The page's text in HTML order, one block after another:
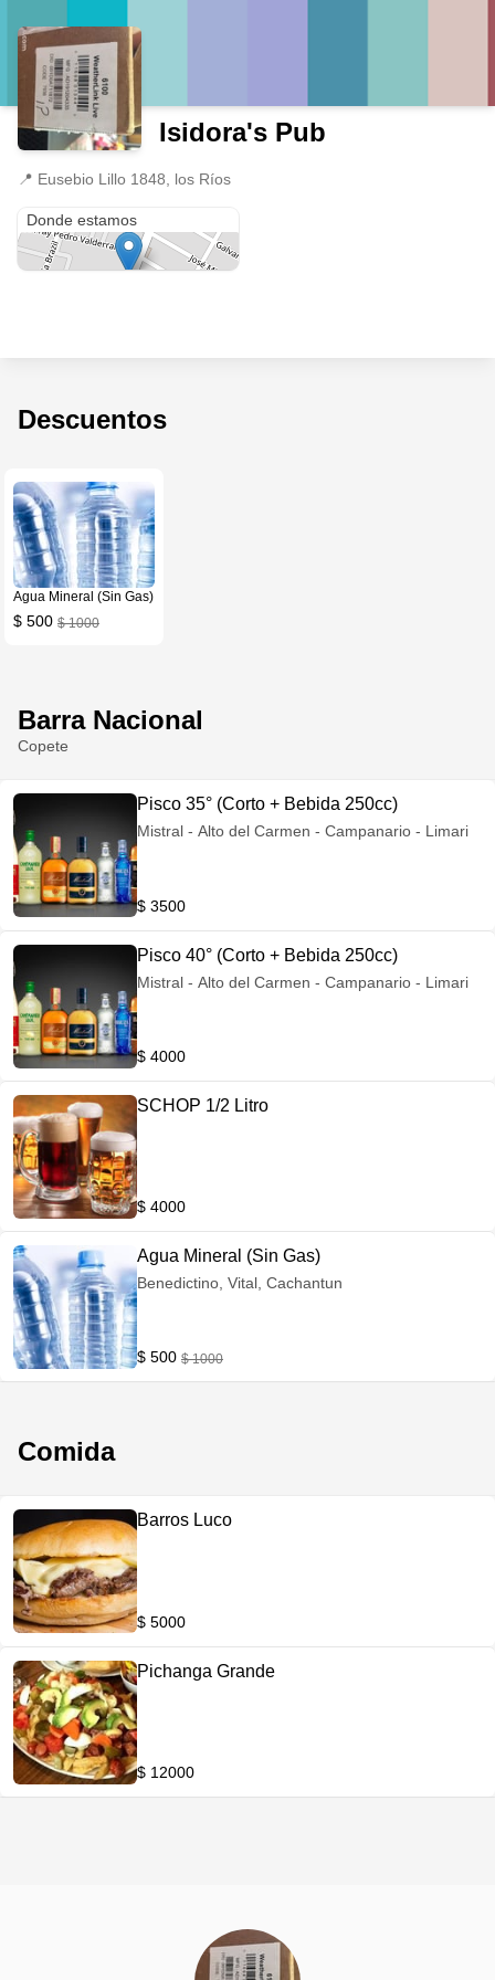
Isidora's Pub
📍 Eusebio Lillo 1848, los Ríos
Donde estamos
Descuentos
Agua Mineral (Sin Gas)
$ 500 $ 1000
Barra Nacional
Copete
Pisco 35° (Corto + Bebida 250cc)
Mistral - Alto del Carmen - Campanario - Limari
$ 3500
Pisco 40° (Corto + Bebida 250cc)
Mistral - Alto del Carmen - Campanario - Limari
$ 4000
SCHOP 1/2 Litro
$ 4000
Agua Mineral (Sin Gas)
Benedictino, Vital, Cachantun
$ 500 $ 1000
Comida
Barros Luco
$ 5000
Pichanga Grande
$ 12000